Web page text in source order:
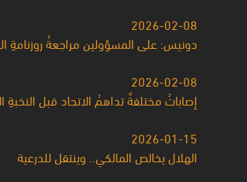
2026-02-08
دونيس: على المسؤولين مراجعةُ روزنامةِ
2026-02-08
إصاباتُ مختلفةٌ تداهمُ الاتحاد قبل النخبةِ
2026-01-15
الهلال يخالص المالكي.. وينتقل للدرعية